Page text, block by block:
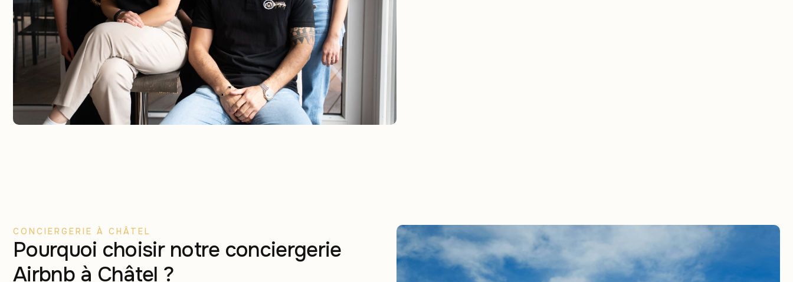
CONCIERGERIE À CHÂTEL
Pourquoi choisir notre conciergerie
Airbnb à Châtel ?